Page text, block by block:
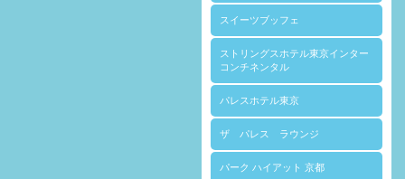
スイーツブッフェ
ストリングスホテル東京インター
コンチネンタル
パレスホテル東京
ザ パレス ラウンジ
パーク ハイアット 京都